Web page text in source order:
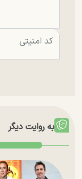
به روایت دیگر